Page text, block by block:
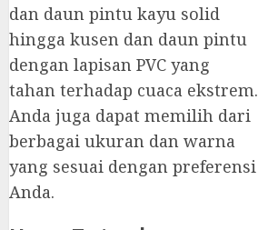
dan daun pintu kayu solid
hingga kusen dan daun pintu
dengan lapisan PVC yang
tahan terhadap cuaca ekstrem.
Anda juga dapat memilih dari
berbagai ukuran dan warna
yang sesuai dengan preferensi
Anda.